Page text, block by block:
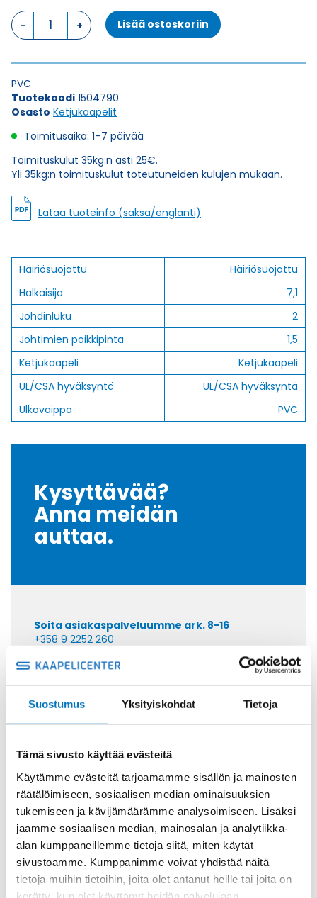
Suostumus Yksityiskohdat Tietoja
Tämä sivusto käyttää evästeitä
Käytämme evästeitä tarjoamamme sisällön ja mainosten
räätälöimiseen, sosiaalisen median ominaisuuksien
tukemiseen ja kävijämäärämme analysoimiseen. Lisäksi
jaamme sosiaalisen median, mainosalan ja analytiikka-
alan kumppaneillemme tietoja siitä, miten käytät
sivustoamme. Kumppanimme voivat yhdistää näitä
tietoja muihin tietoihin, joita olet antanut heille tai joita on
Ketjukaapeli
KAWEFLEX
SK-
UL/CSA
2X1,5
(AWG16)
Lisää ostoskoriin
PVC
Tuotekoodi 1504790
Osasto Ketjukaapelit
Toimitusaika: 1–7 päivää
Toimituskulut 35kg:n asti 25€.
Yli 35kg:n toimituskulut toteutuneiden kulujen mukaan.
Lataa tuoteinfo (saksa/englanti)
Häiriösuojattu
Häiriösuojattu
Halkaisija
7,1
Johdinluku
2
Johtimien poikkipinta
1,5
Ketjukaapeli
Ketjukaapeli
UL/CSA hyväksyntä
UL/CSA hyväksyntä
Ulkovaippa
PVC
Kysyttävää?
Anna meidän
auttaa.
Soita asiakaspalveluumme ark. 8-16
+358 9 2252 260
Tai lähetä sähköpostia
myynti@kaapelicenter.fi
Saman kaapelin eri versiot
Ketjukaapeli KAWEFLEX 6210 SK-C-
PVC UL/CSA 4G1,5 (AWG16)